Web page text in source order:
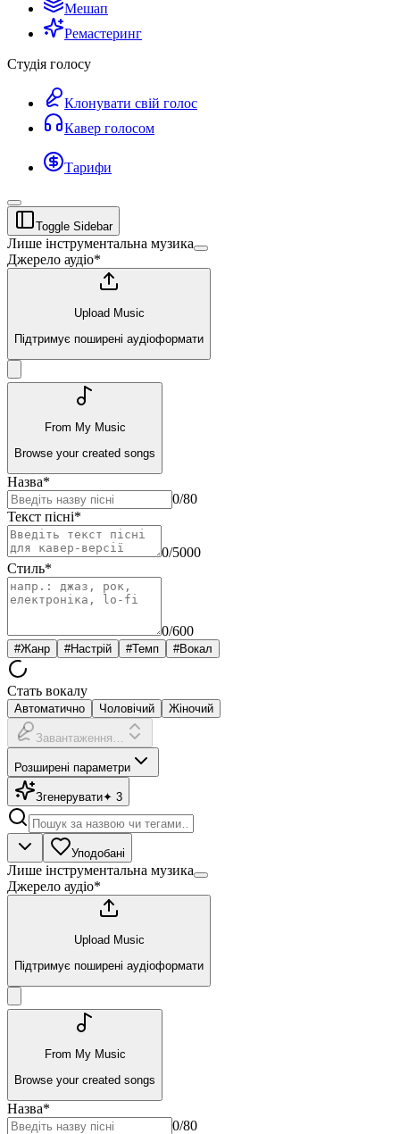
Мешап
Ремастеринг
Студія голосу
Клонувати свій голос
Кавер голосом
Тарифи
Toggle Sidebar
Лише інструментальна музика
Джерело аудіо*
Upload Music
Підтримує поширені аудіоформати
From My Music
Browse your created songs
Назва*
0/80
Текст пісні*
0/5000
Стиль*
0/600
#Жанр #Настрій #Темп #Вокал
Стать вокалу
Автоматично Чоловічий Жіночий
Завантаження…
Розширені параметри
Згенерувати✦ 3
Уподобані
Лише інструментальна музика
Джерело аудіо*
Upload Music
Підтримує поширені аудіоформати
From My Music
Browse your created songs
Назва*
0/80